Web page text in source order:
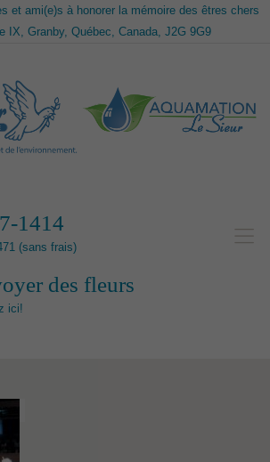
et ami(e)s à honorer la mémoire des êtres chers
IX, Granby, Québec, Canada, J2G 9G9
1414
(sans frais)
des fleurs
ici!